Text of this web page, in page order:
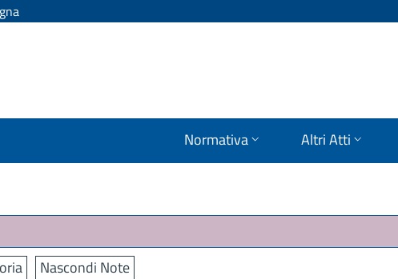
Normativa Altri Atti
Nascondi Note